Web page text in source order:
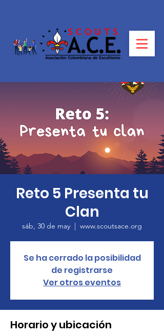
Reto 5 Presenta tu
Clan
sáb, 30 de may
  |
www.scoutsace.org
Se ha cerrado la posibilidad
de registrarse
Ver otros eventos
Horario y ubicación